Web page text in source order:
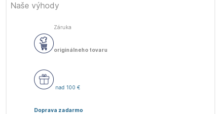
Naše výhody
Záruka
originálneho tovaru
Doprava zadarmo
nad 100 €